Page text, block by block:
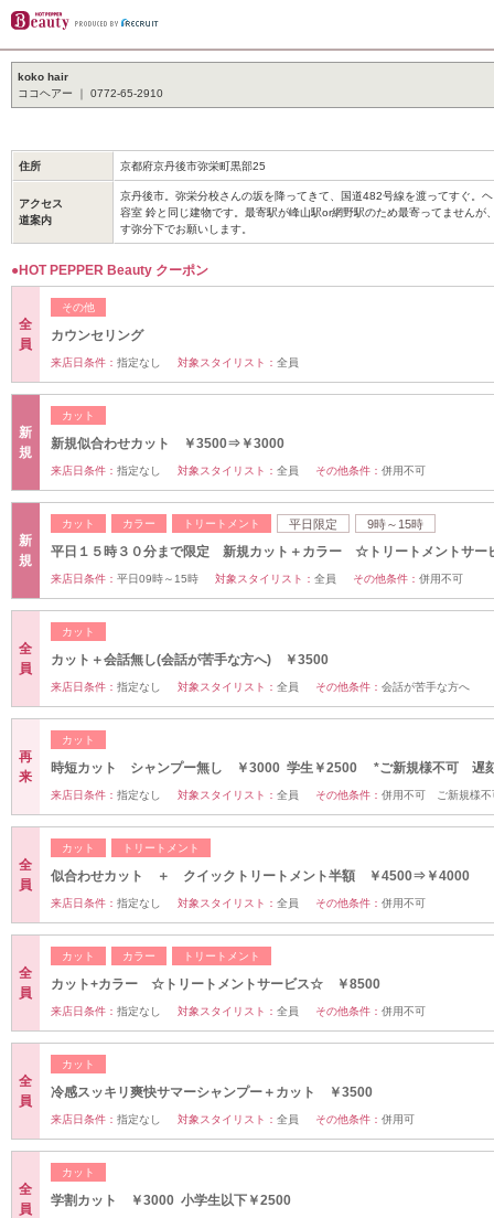
koko hair
ココヘアー ｜ 0772-65-2910
住所 京都府京丹後市弥栄町黒部25
アクセス
道案内
京丹後市。弥栄分校さんの坂を降ってきて、国道482号線を渡ってすぐ。
容室 鈴と同じ建物です。最寄駅が峰山駅or網野駅のため最寄ってませんが
す弥分下でお願いします。
●HOT PEPPER Beauty クーポン
全
員
その他
カウンセリング
来店日条件： 指定なし 対象スタイリスト： 全員
新
規
カット
新規似合わせカット ￥3500⇒￥3000
来店日条件： 指定なし 対象スタイリスト： 全員 その他条件： 併用不可
新
規
カット カラー トリートメント 平日限定 9時～15時
平日１５時３０分まで限定 新規カット＋カラー ☆トリートメントサー
来店日条件： 平日09時～15時 対象スタイリスト： 全員 その他条件： 併用不可
全
員
カット
カット＋会話無し(会話が苦手な方へ) ￥3500
来店日条件： 指定なし 対象スタイリスト： 全員 その他条件： 会話が苦手な方へ
再
来
カット
時短カット シャンプー無し ￥3000 学生￥2500 *ご新規様不可 遅
来店日条件： 指定なし 対象スタイリスト： 全員 その他条件： 併用不可 ご新規様不
全
員
カット トリートメント
似合わせカット ＋ クイックトリートメント半額 ￥4500⇒￥4000
来店日条件： 指定なし 対象スタイリスト： 全員 その他条件： 併用不可
全
員
カット カラー トリートメント
カット+カラー ☆トリートメントサービス☆ ￥8500
来店日条件： 指定なし 対象スタイリスト： 全員 その他条件： 併用不可
全
員
カット
冷感スッキリ爽快サマーシャンプー＋カット ￥3500
来店日条件： 指定なし 対象スタイリスト： 全員 その他条件： 併用可
全
員
カット
学割カット ￥3000 小学生以下￥2500